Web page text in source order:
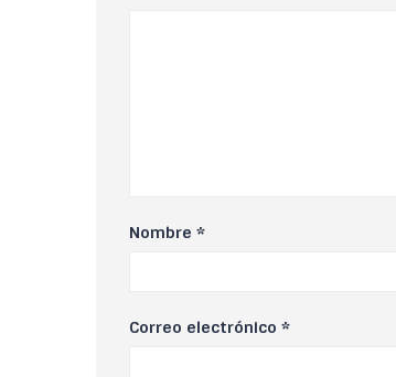
Nombre *
Correo electrónico *